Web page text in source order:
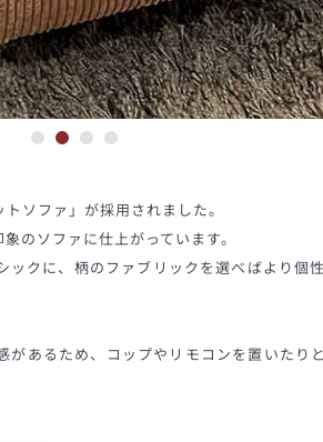
ソファ」が採用されました。
のソファに仕上がっています。
クに、柄のファブリックを選べばより個
あるため、コップやリモコンを置いたり